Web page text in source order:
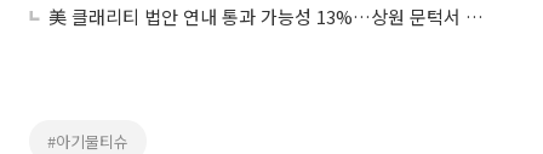
美 클래리티 법안 연내 통과 가능성 13%…상원 문턱서 제동
#아기물티슈